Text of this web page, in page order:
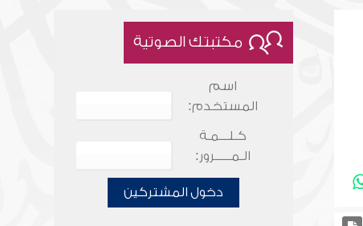
مكتبتك الصوتية
اسم
المستخدم:
كـلـــمـة
الـمـــــرور:
دخول المشتركين